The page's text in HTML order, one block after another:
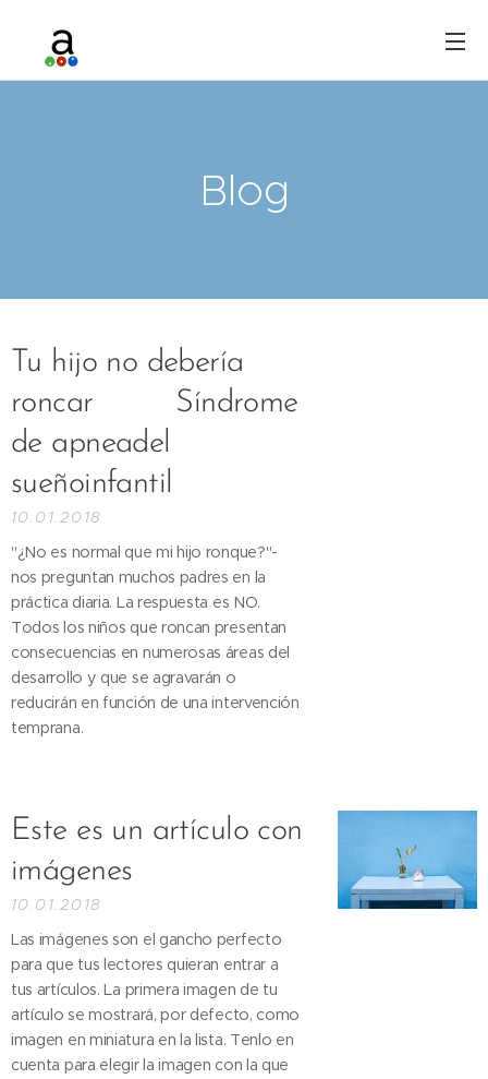
Blog
Tu hijo no debería
roncar Síndrome
de apneadel
sueñoinfantil
10.01.2018
"¿No es normal que mi hijo ronque?"-
nos preguntan muchos padres en la
práctica diaria. La respuesta es NO.
Todos los niños que roncan presentan
consecuencias en numerosas áreas del
desarrollo y que se agravarán o
reducirán en función de una intervención
temprana.
Este es un artículo con
imágenes
10.01.2018
Las imágenes son el gancho perfecto
para que tus lectores quieran entrar a
tus artículos. La primera imagen de tu
artículo se mostrará, por defecto, como
imagen en miniatura en la lista. Tenlo en
cuenta para elegir la imagen con la que